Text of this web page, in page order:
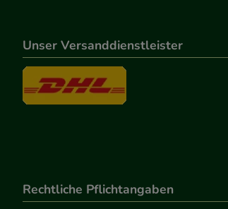
Unser Versanddienstleister
Rechtliche Pflichtangaben